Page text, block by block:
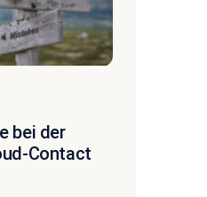
bei der
Contact